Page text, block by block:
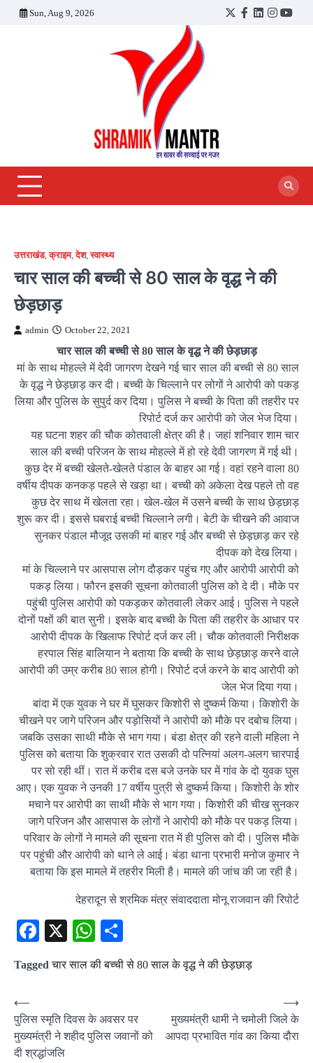
Sun, Aug 9, 2026
Twitter
Facebook
LinkedIn
उत्तराखंड,क्राइम,देश,स्वास्थ्य
चार साल की बच्ची से 80 साल के वृद्ध ने की
छेड़छाड़
admin October 22, 2021
चार साल की बच्ची से 80 साल के वृद्ध ने की छेड़छाड़
मां के साथ मोहल्ले में देवी जागरण देखने गई चार साल की बच्ची से 80 साल
के वृद्ध ने छेड़छाड़ कर दी। बच्ची के चिल्लाने पर लोगों ने आरोपी को पकड़
लिया और पुलिस के सुपुर्द कर दिया। पुलिस ने बच्ची के पिता की तहरीर पर
रिपोर्ट दर्ज कर आरोपी को जेल भेज दिया।
यह घटना शहर की चौक कोतवाली क्षेत्र की है। जहां शनिवार शाम चार
साल की बच्ची परिजन के साथ मोहल्ले में हो रहे देवी जागरण में गई थी।
कुछ देर में बच्ची खेलते-खेलते पंडाल के बाहर आ गई। वहां रहने वाला 80
वर्षीय दीपक कनकड़ पहले से खड़ा था। बच्ची को अकेला देख पहले तो वह
कुछ देर साथ में खेलता रहा। खेल-खेल में उसने बच्ची के साथ छेड़छाड़
शुरू कर दी। इससे घबराई बच्ची चिल्लाने लगी। बेटी के चीखने की आवाज
सुनकर पंडाल मौजूद उसकी मां बाहर गई और बच्ची से छेड़छाड़ कर रहे
दीपक को देख लिया।
मां के चिल्लाने पर आसपास लोग दौड़कर पहुंच गए और आरोपी आरोपी को
पकड़ लिया। फौरन इसकी सूचना कोतवाली पुलिस को दे दी। मौके पर
पहुंची पुलिस आरोपी को पकड़कर कोतवाली लेकर आई। पुलिस ने पहले
दोनों पक्षों की बात सुनी। इसके बाद बच्ची के पिता की तहरीर के आधार पर
आरोपी दीपक के खिलाफ रिपोर्ट दर्ज कर ली। चौक कोतवाली निरीक्षक
हरपाल सिंह बालियान ने बताया कि बच्ची के साथ छेड़छाड़ करने वाले
आरोपी की उम्र करीब 80 साल होगी। रिपोर्ट दर्ज करने के बाद आरोपी को
जेल भेज दिया गया।
बांदा में एक युवक ने घर में घुसकर किशोरी से दुष्कर्म किया। किशोरी के
चीखने पर जागे परिजन और पड़ोसियों ने आरोपी को मौके पर दबोच लिया।
जबकि उसका साथी मौके से भाग गया। बंडा क्षेत्र की रहने वाली महिला ने
पुलिस को बताया कि शुक्रवार रात उसकी दो पत्नियां अलग-अलग चारपाई
पर सो रही थीं। रात में करीब दस बजे उनके घर में गांव के दो युवक घुस
आए। एक युवक ने उनकी 17 वर्षीय पुत्री से दुष्कर्म किया। किशोरी के शोर
मचाने पर आरोपी का साथी मौके से भाग गया। किशोरी की चीख सुनकर
जागे परिजन और आसपास के लोगों ने आरोपी को मौके पर पकड़ लिया।
परिवार के लोगों ने मामले की सूचना रात में ही पुलिस को दी। पुलिस मौके
पर पहुंची और आरोपी को थाने ले आई। बंडा थाना प्रभारी मनोज कुमार ने
बताया कि इस मामले में तहरीर मिली है। मामले की जांच की जा रही है।
देहरादून से श्रमिक मंत्र संवाददाता मोनू राजवान की रिपोर्ट
Facebook
X WhatsApp
Taggedचार साल की बच्ची से 80 साल के वृद्ध ने की छेड़छाड़
Post
navigation
⟵
पुलिस स्मृति दिवस के अवसर पर
मुख्यमंत्री ने शहीद पुलिस जवानों को
दी श्रद्धांजलि
मुख्यमंत्री धामी ने चमोली जिले के
आपदा प्रभावित गांव का किया दौरा
⟶